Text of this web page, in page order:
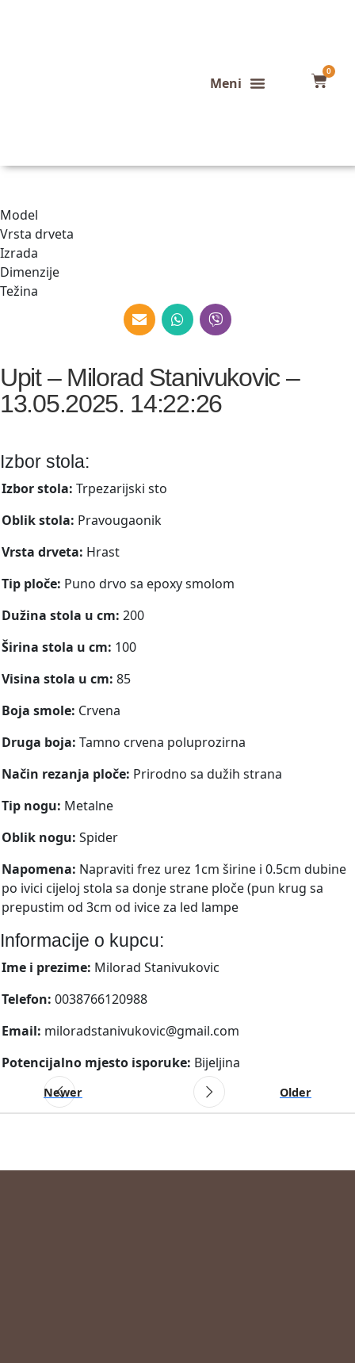
0
Model
Vrsta drveta
Izrada
Dimenzije
Težina
Upit – Milorad Stanivukovic –
13.05.2025. 14:22:26
Izbor stola:
Izbor stola: Trpezarijski sto
Oblik stola: Pravougaonik
Vrsta drveta: Hrast
Tip ploče: Puno drvo sa epoxy smolom
Dužina stola u cm: 200
Širina stola u cm: 100
Visina stola u cm: 85
Boja smole: Crvena
Druga boja: Tamno crvena poluprozirna
Način rezanja ploče: Prirodno sa dužih strana
Tip nogu: Metalne
Oblik nogu: Spider
Napomena: Napraviti frez urez 1cm širine i 0.5cm dubine
po ivici cijeloj stola sa donje strane ploče (pun krug sa
prepustim od 3cm od ivice za led lampe
Informacije o kupcu:
Ime i prezime: Milorad Stanivukovic
Telefon: 0038766120988
Email: miloradstanivukovic@gmail.com
Potencijalno mjesto isporuke: Bijeljina
Newer Older